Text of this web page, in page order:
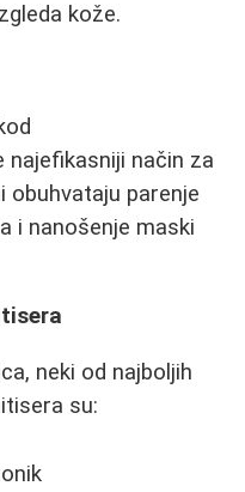
kože.
način za
obuhvataju parenje
i nanošenje maski
neki od najboljih
su: